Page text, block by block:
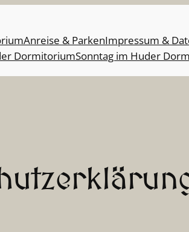
Anreise & ParkenImpressum &
DormitoriumSonntag im Huder